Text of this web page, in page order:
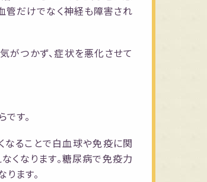
管だけでなく神経も障害され
がつかず、症状を悪化させて
す。
なることで白血球や免疫に関
くなります。糖尿病で免疫力
ます。